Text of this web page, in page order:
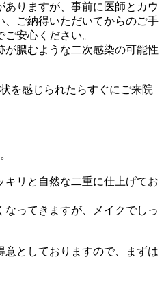
ありますが、事前に医師とカウ
、ご納得いただいてからのご手
安心ください。
膿むような二次感染の可能性
を感じられたらすぐにご来院
キリと自然な二重に仕上げてお
ってきますが、メイクでしっ
としておりますので、まずは